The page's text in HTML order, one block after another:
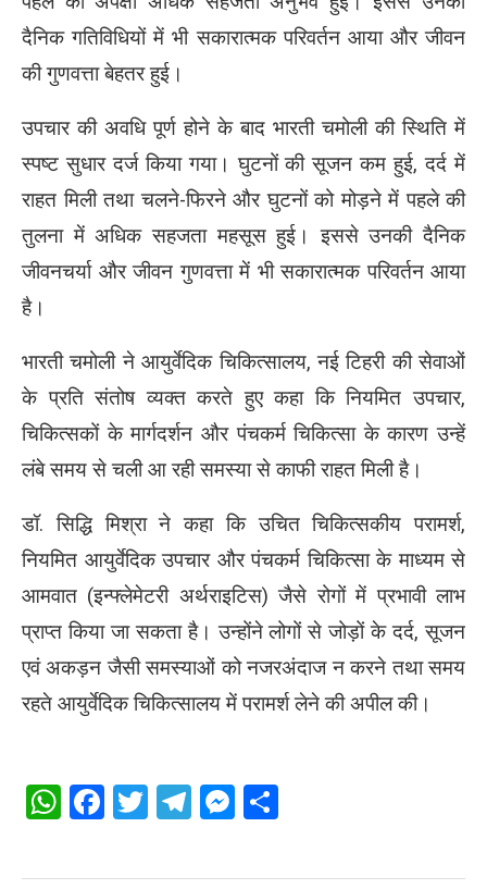
दैनिक गतिविधियों में भी सकारात्मक परिवर्तन आया और जीवन
की गुणवत्ता बेहतर हुई।
उपचार की अवधि पूर्ण होने के बाद भारती चमोली की स्थिति में
स्पष्ट सुधार दर्ज किया गया। घुटनों की सूजन कम हुई, दर्द में
राहत मिली तथा चलने-फिरने और घुटनों को मोड़ने में पहले की
तुलना में अधिक सहजता महसूस हुई। इससे उनकी दैनिक
जीवनचर्या और जीवन गुणवत्ता में भी सकारात्मक परिवर्तन आया
है।
भारती चमोली ने आयुर्वेदिक चिकित्सालय, नई टिहरी की सेवाओं
के प्रति संतोष व्यक्त करते हुए कहा कि नियमित उपचार,
चिकित्सकों के मार्गदर्शन और पंचकर्म चिकित्सा के कारण उन्हें
लंबे समय से चली आ रही समस्या से काफी राहत मिली है।
डॉ. सिद्धि मिश्रा ने कहा कि उचित चिकित्सकीय परामर्श,
नियमित आयुर्वेदिक उपचार और पंचकर्म चिकित्सा के माध्यम से
आमवात (इन्फ्लेमेटरी अर्थराइटिस) जैसे रोगों में प्रभावी लाभ
प्राप्त किया जा सकता है। उन्होंने लोगों से जोड़ों के दर्द, सूजन
एवं अकड़न जैसी समस्याओं को नजरअंदाज न करने तथा समय
रहते आयुर्वेदिक चिकित्सालय में परामर्श लेने की अपील की।
WhatsApp
Facebook
Twitter
Telegram
Messenger